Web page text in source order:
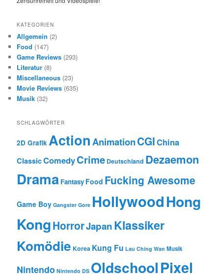
KATEGORIEN
Allgemein (2)
Food (147)
Game Reviews (293)
Literatur (8)
Miscellaneous (23)
Movie Reviews (635)
Musik (32)
SCHLAGWÖRTER
2D GrafikActionAnimationCGIChina
ClassicComedyCrime Deutschland Dezaemon
Drama Fantasy Food Fucking Awesome
Game Boy Gangster Gore HollywoodHong
KongHorrorJapanKlassiker
Komödie Korea Kung Fu Lau Ching Wan Musik
Nintendo Nintendo DS OldschoolPixel